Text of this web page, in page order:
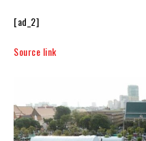
[ad_2]
Source link